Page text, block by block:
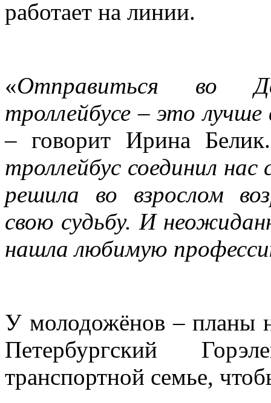
работает на линии.
«Отправиться во
троллейбусе – это лучше
– говорит Ирина
троллейбус соединил
решила во взрослом
свою судьбу. И
нашла любимую
У молодожёнов – планы
Петербургский
транспортной семье,